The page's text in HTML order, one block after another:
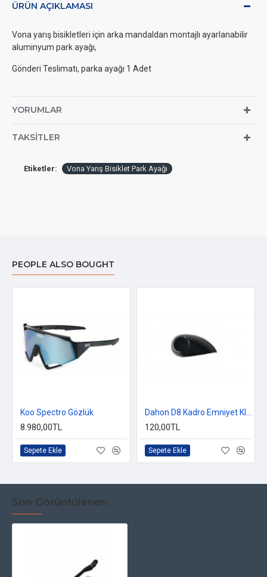
ÜRÜN AÇIKLAMASI
Vona yarış bisikletleri için arka mandaldan montajlı ayarlanabilir
aluminyum park ayağı,
Gönderi Teslimatı, parka ayağı 1 Adet
YORUMLAR
TAKSITLER
Etiketler: Vona Yarış Bisiklet Park Ayağı
PEOPLE ALSO BOUGHT
Koo Spectro Gözlük
8.980,00TL
Sepete Ekle
120,00TL
Sepete Ekle
Son Görüntülenen